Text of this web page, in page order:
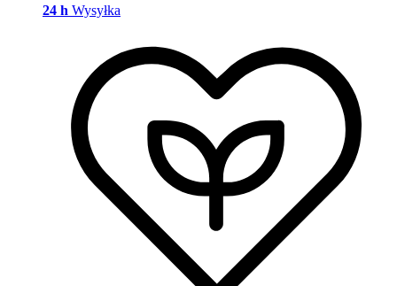
24 h Wysyłka